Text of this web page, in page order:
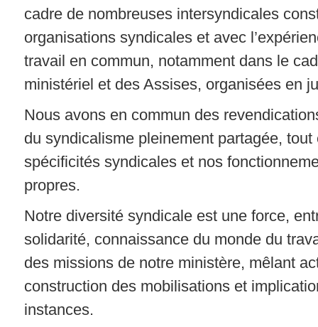
cadre de nombreuses intersyndicales
organisations syndicales et avec
travail en commun, notamment dans le
ministériel et des Assises, organisées en
Nous avons en commun des
du syndicalisme pleinement partagée,
spécificités syndicales et nos
propres.
Notre diversité syndicale est une force,
solidarité, connaissance du monde du
des missions de notre ministère, mêlant
construction des mobilisations et
instances.